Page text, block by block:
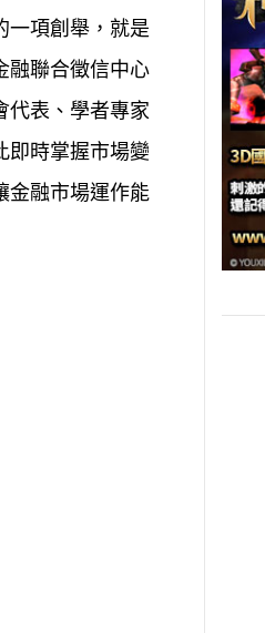
一項創舉，就是
融聯合徵信中心
代表、學者專家
即時掌握市場變
金融市場運作能